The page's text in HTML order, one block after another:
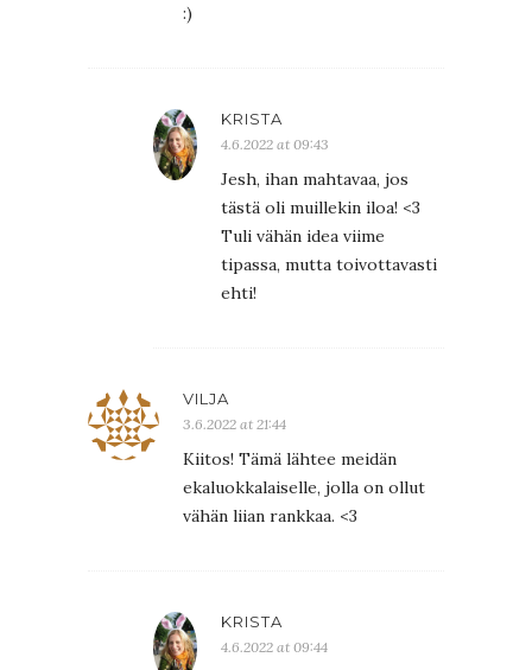
:)
KRISTA
4.6.2022 at 09:43
Jesh, ihan mahtavaa, jos
tästä oli muillekin iloa! <3
Tuli vähän idea viime
tipassa, mutta toivottavasti
ehti!
VILJA
3.6.2022 at 21:44
Kiitos! Tämä lähtee meidän
ekaluokkalaiselle, jolla on ollut
vähän liian rankkaa. <3
KRISTA
4.6.2022 at 09:44